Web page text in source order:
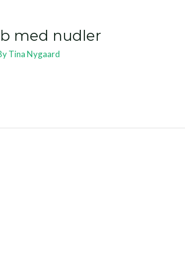
med nudler
Tina Nygaard